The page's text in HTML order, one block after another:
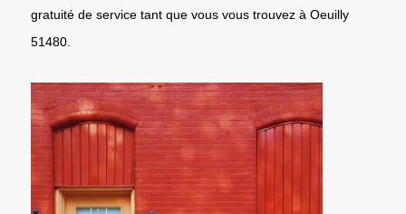
gratuité de service tant que vous vous trouvez à Oeuilly
51480.